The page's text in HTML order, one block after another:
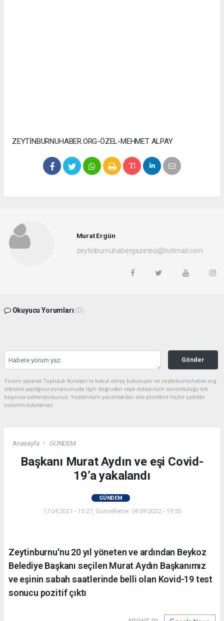
ZEYTİNBURNUHABER.ORG-ÖZEL-MEHMET ALPAY
Murat Ergün
zeytinburnuhabergazetesi@hotmail.com
Okuyucu Yorumları (0)
Gönder
Yorum yazarak Topluluk Kuralları’nı kabul etmiş bulunuyor ve zeytinburnuhaber.org
sitesine yaptığınız yorumunuzla ilgili doğrudan veya dolaylı tüm sorumluluğu tek
başınıza üstleniyorsunuz. Yazılan tüm yorumlardan site yönetimi hiçbir şekilde
sorumlu tutulamaz.
Anasayfa GÜNDEM
Başkanı Murat Aydın ve eşi Covid-
19’a yakalandı
GÜNDEM
17.04.2021 - 15:27, Güncelleme: 04.09.2022 - 19:55
Zeytinburnu'nu 20 yıl yöneten ve ardından Beykoz
Belediye Başkanı seçilen Murat Aydın Başkanımız
ve eşinin sabah saatlerinde belli olan Kovid-19 test
sonucu pozitif çıktı